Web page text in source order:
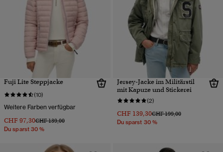
Fuji Lite Steppjacke
(10)
Weitere Farben verfügbar
CHF 97,30Preis wurde reduziert von
CHF 139,00bis
Du sparst 30 %
Jersey-Jacke im Militärstil
mit Kapuze und Stickerei
(2)
CHF 139,30Preis wurde reduziert von
CHF 199,00bis
Du sparst 30 %